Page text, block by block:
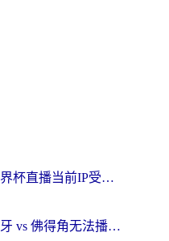
在海外看咪咕视频世界杯直播当前IP受限制？这篇指南帮你搞定所有体育赛事观看难题
在国外看世界杯西班牙 vs 佛得角无法播放？这篇指南帮你解锁所有中文体育直播